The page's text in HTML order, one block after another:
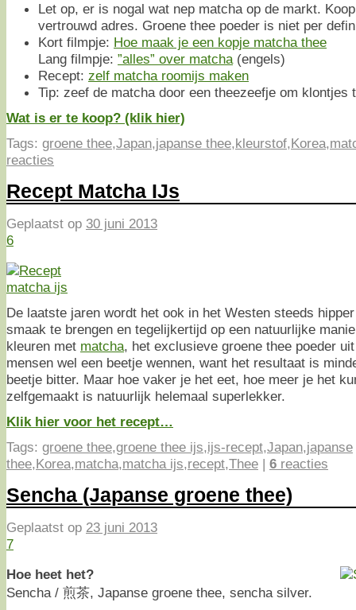
Let op, er is nogal wat nep matcha op de markt.
vertrouwd adres. Groene thee poeder is niet per
Kort filmpje: Hoe maak je een kopje matcha thee
Lang filmpje: ”alles” over matcha(engels)
Recept: zelf matcha roomijs maken
Tip: zeef de matcha door een theezeefje om klontjes
Wat is er te koop? (klik hier)
Tags: groene thee,Japan,japanse thee,kleurstof,Korea,
reacties
Recept Matcha IJs
Geplaatst op 30 juni 2013
6
De laatste jaren wordt het ook in het Westen steeds
smaak te brengen en tegelijkertijd op een natuurlijke
kleuren met matcha, het exclusieve groene thee poeder
mensen wel een beetje wennen, want het resultaat is
beetje bitter. Maar hoe vaker je het eet, hoe meer je het
zelfgemaakt is natuurlijk helemaal superlekker.
Klik hier voor het recept…
Tags: groene thee,groene thee ijs,ijs-recept,Japan,japanse
thee,Korea,matcha,matcha ijs,recept,Thee | 6 reacties
Sencha (Japanse groene thee)
Geplaatst op 23 juni 2013
7
Hoe heet het?
Sencha / 煎茶, Japanse groene thee, sencha silver.